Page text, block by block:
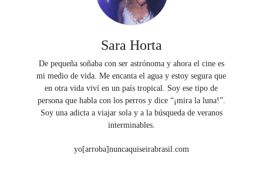
Sara Horta
De pequeña soñaba con ser astrónoma y ahora el cine es
mi medio de vida. Me encanta el agua y estoy segura que
en otra vida viví en un país tropical. Soy ese tipo de
persona que habla con los perros y dice “¡mira la luna!”.
Soy una adicta a viajar sola y a la búsqueda de veranos
interminables.
yo[arroba]nuncaquiseirabrasil.com